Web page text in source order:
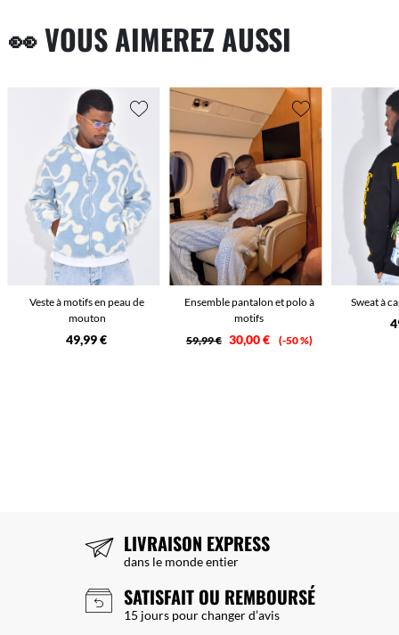
👀 VOUS AIMEREZ AUSSI
Veste à motifs en peau de
mouton
49,99 €
Ensemble pantalon et polo à
motifs
59,99 € 30,00 € -50 %
Sweat à
LIVRAISON EXPRESS
dans le monde entier
SATISFAIT OU REMBOURSÉ
15 jours pour changer d’avis